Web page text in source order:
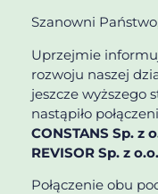
Szanowni
Uprzejmie
rozwoju naszej
jeszcze wyższego
nastąpiło
CONSTANS Sp. z
REVISOR Sp. z
Połączenie obu